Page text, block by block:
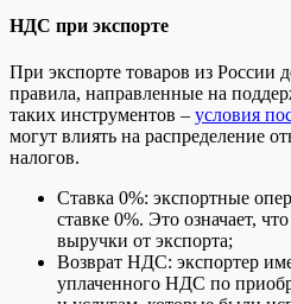
НДС при экспорте
При экспорте товаров из России
правила, направленные на
таких инструментов – условия
могут влиять на распределение
налогов.
Ставка 0%: экспортные
ставке 0%. Это означает,
выручки от экспорта;
Возврат НДС: экспортер
уплаченного НДС по